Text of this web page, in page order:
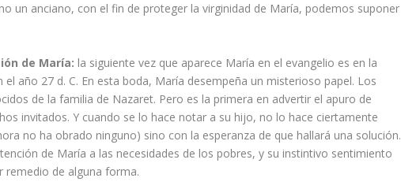
un anciano, con el fin de proteger la virginidad de María, podemos suponer
de María: la siguiente vez que aparece María en el evangelio es en la
el año 27 d. C. En esta boda, María desempeña un misterioso papel. Los
de la familia de Nazaret. Pero es la primera en advertir el apuro de
invitados. Y cuando se lo hace notar a su hijo, no lo hace ciertamente
no ha obrado ninguno) sino con la esperanza de que hallará una solución.
de María a las necesidades de los pobres, y su instintivo sentimiento
remedio de alguna forma.